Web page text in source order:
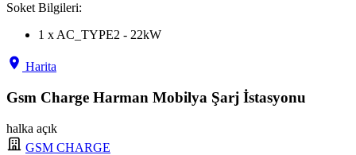
Soket Bilgileri:
1 x AC_TYPE2 - 22kW
Harita
Gsm Charge Harman Mobilya Şarj İstasyonu
halka açık
GSM CHARGE